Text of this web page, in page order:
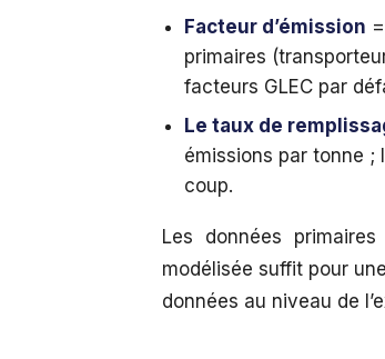
Facteur d’émission
primaires
facteurs GLEC par
Le taux de
émissions par tonne ;
coup.
Les données
modélisée suffit pour
données au niveau de